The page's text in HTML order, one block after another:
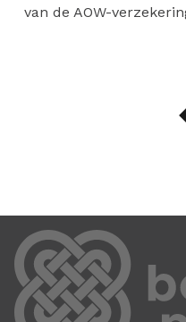
van de AOW-